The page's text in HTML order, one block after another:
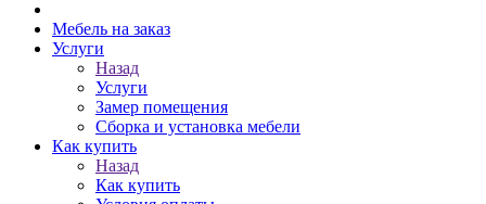
Мебель на заказ
Услуги
Назад
Услуги
Замер помещения
Сборка и установка мебели
Как купить
Назад
Как купить